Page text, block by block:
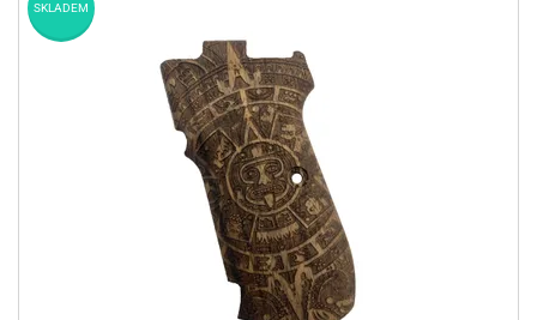
PŘÍSLUŠENSTVÍ
DETEKTORY KOVŮ
SKLADEM